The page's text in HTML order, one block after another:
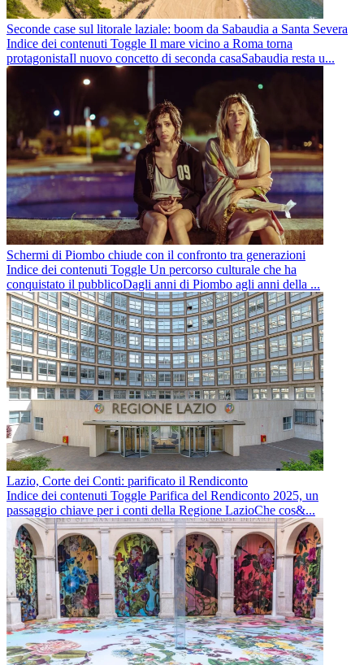
Seconde case sul litorale laziale: boom da Sabaudia a Santa Severa
Indice dei contenuti Toggle Il mare vicino a Roma torna
protagonistaIl nuovo concetto di seconda casaSabaudia resta u...
Schermi di Piombo chiude con il confronto tra generazioni
Indice dei contenuti Toggle Un percorso culturale che ha
conquistato il pubblicoDagli anni di Piombo agli anni della ...
Lazio, Corte dei Conti: parificato il Rendiconto
Indice dei contenuti Toggle Parifica del Rendiconto 2025, un
passaggio chiave per i conti della Regione LazioChe cos&...